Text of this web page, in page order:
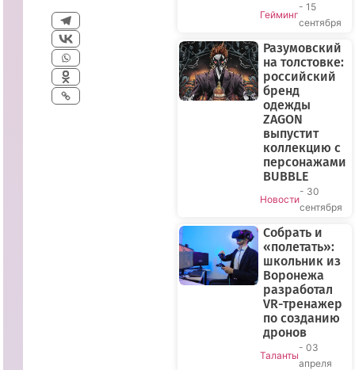
Гейминг
- 15
сентября
Разумовский
на толстовке:
российский
бренд
одежды
ZAGON
выпустит
коллекцию с
персонажами
BUBBLE
Новости
- 30
сентября
Собрать и
«полетать»:
школьник из
Воронежа
разработал
VR-тренажер
по созданию
дронов
Таланты
- 03
апреля